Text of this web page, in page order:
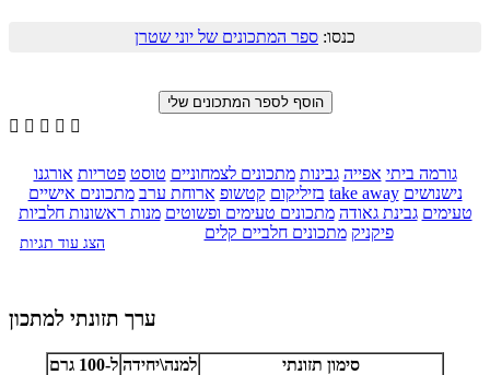
כנסו: ספר המתכונים של יוני שטרן
    
גורמה ביתי אפייה גבינות מתכונים לצמחוניים טוסט פטריות אורגנו
בזיליקום קטשופ ארוחת ערב מתכונים אישיים take away נישנושים
טעימים גבינת גאודה מתכונים טעימים ופשוטים מנות ראשונות חלביות
פיקניק מתכונים חלביים קלים
הצג עוד תגיות
ערך תזונתי למתכון
סימון תזונתי למנה\יחידה ל-100 גרם